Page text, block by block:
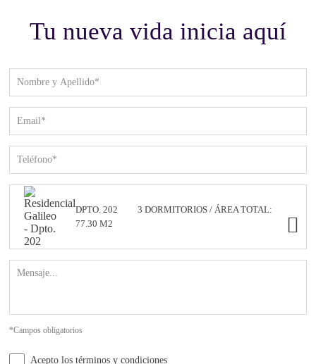
Tu nueva vida inicia aquí
DPTO. 202
3 DORMITORIOS / ÁREA TOTAL:
77.30 M2
*Campos obligatorios
Acepto lostérminos y condiciones